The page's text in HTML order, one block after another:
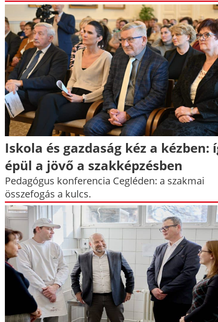
Iskola és gazdaság kéz a kézben:
épül a jövő a szakképzésben
Pedagógus konferencia Cegléden: a szakmai
összefogás a kulcs.